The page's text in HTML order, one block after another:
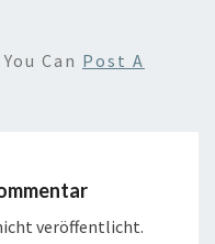
Can Post A
veröffentlicht.